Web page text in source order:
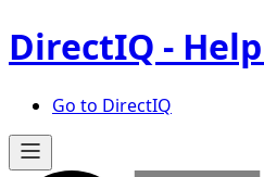
DirectIQ -
Go to DirectIQ